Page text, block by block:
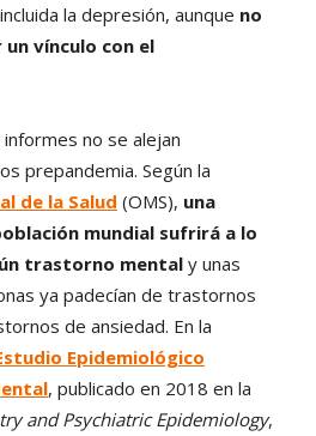
la depresión, aunque no
vínculo con el
no se alejan
prepandemia. Según la
de la Salud (OMS), una
mundial sufrirá a lo
trastorno mental y unas
ya padecían de trastornos
de ansiedad. En la
Epidemiológico
, publicado en 2018 en la
and Psychiatric Epidemiology,